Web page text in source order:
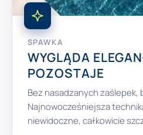
SPAWKA
WYGLĄDA
POZOSTAJE
Bez nasadzanych zaślepek,
Najnowocześniejsza
niewidoczne, całkowicie